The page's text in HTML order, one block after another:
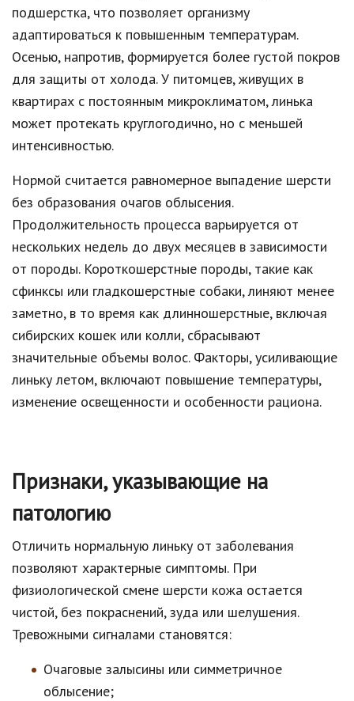
подшерстка, что позволяет организму
адаптироваться к повышенным температурам.
Осенью, напротив, формируется более густой покров
для защиты от холода. У питомцев, живущих в
квартирах с постоянным микроклиматом, линька
может протекать круглогодично, но с меньшей
интенсивностью.
Нормой считается равномерное выпадение шерсти
без образования очагов облысения.
Продолжительность процесса варьируется от
нескольких недель до двух месяцев в зависимости
от породы. Короткошерстные породы, такие как
сфинксы или гладкошерстные собаки, линяют менее
заметно, в то время как длинношерстные, включая
сибирских кошек или колли, сбрасывают
значительные объемы волос. Факторы, усиливающие
линьку летом, включают повышение температуры,
изменение освещенности и особенности рациона.
Признаки, указывающие на
патологию
Отличить нормальную линьку от заболевания
позволяют характерные симптомы. При
физиологической смене шерсти кожа остается
чистой, без покраснений, зуда или шелушения.
Тревожными сигналами становятся:
Очаговые залысины или симметричное
облысение;